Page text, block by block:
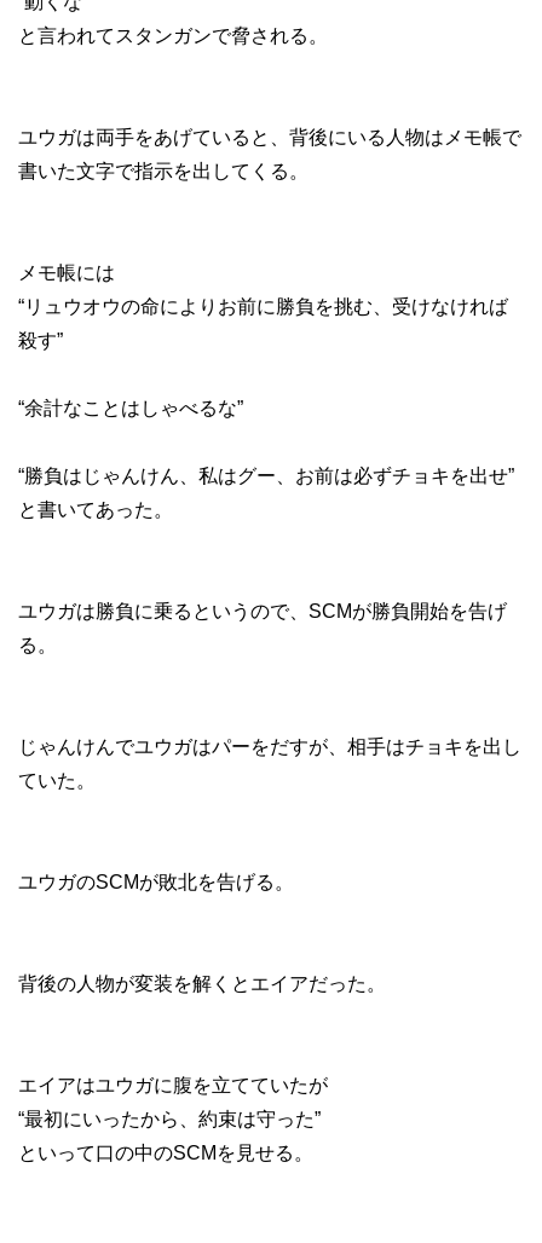
と言われてスタンガンで脅される。
ユウガは両手をあげていると、背後にいる人物はメモ帳で
書いた文字で指示を出してくる。
メモ帳には
“リュウオウの命によりお前に勝負を挑む、受けなければ
殺す”
“余計なことはしゃべるな”
“勝負はじゃんけん、私はグー、お前は必ずチョキを出せ”
と書いてあった。
ユウガは勝負に乗るというので、SCMが勝負開始を告げ
る。
じゃんけんでユウガはパーをだすが、相手はチョキを出し
ていた。
ユウガのSCMが敗北を告げる。
背後の人物が変装を解くとエイアだった。
エイアはユウガに腹を立てていたが
“最初にいったから、約束は守った”
といって口の中のSCMを見せる。